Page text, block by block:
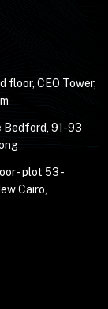
floor, CEO Tower,
Bedford, 91-93
- plot 53 -
Cairo,